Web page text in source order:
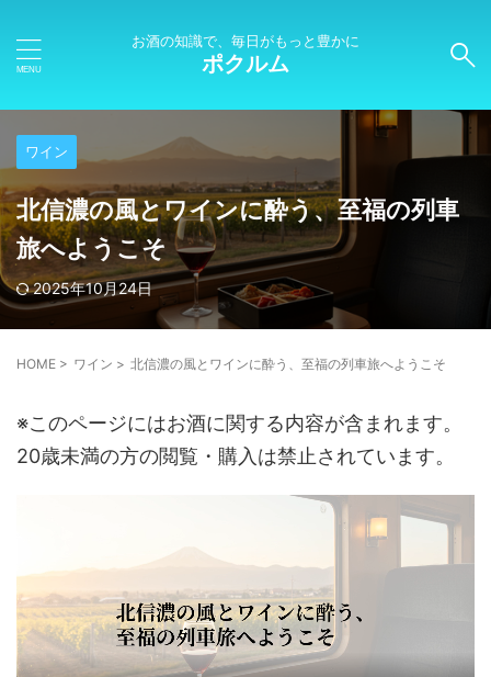
お酒の知識で、毎日がもっと豊かに
ポクルム
ワイン
北信濃の風とワインに酔う、至福の列車
旅へようこそ
2025年10月24日
HOME > ワイン > 北信濃の風とワインに酔う、至福の列車旅へようこそ
※このページにはお酒に関する内容が含まれます。
20歳未満の方の閲覧・購入は禁止されています。